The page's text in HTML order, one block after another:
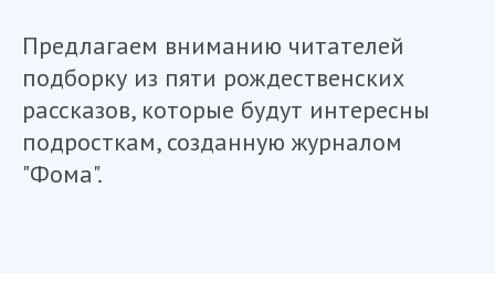
Предлагаем вниманию читателей
подборку из пяти рождественских
рассказов, которые будут интересны
подросткам, созданную журналом
"Фома".